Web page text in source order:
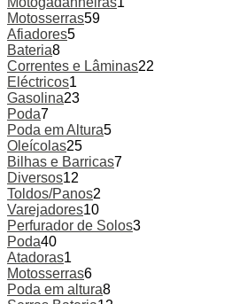
Motosserras59
Afiadores5
Bateria8
Correntes e Lâminas22
Eléctricos1
Gasolina23
Poda7
Poda em Altura5
Oleícolas25
Bilhas e Barricas7
Diversos12
Toldos/Panos2
Varejadores10
Perfurador de Solos3
Poda40
Atadoras1
Motosserras6
Poda em altura8